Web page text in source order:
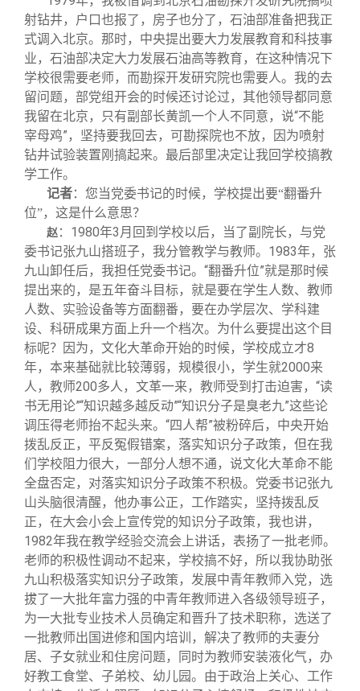
射钻井，户口也报了，房子也分了，石油部准备把我正
式调入北京。那时，中央提出要大力发展教育和科技事
业，石油部决定大力发展石油高等教育，在这种情况下
学校很需要老师，而勘探开发研究院也需要人。我的去
留问题，部党组开会的时候还讨论过，其他领导都同意
我留在北京，只有副部长黄凯一个人不同意，说“不能
宰母鸡”，坚持要我回去，可勘探院也不放，因为喷射
钻井试验装置刚搞起来。最后部里决定让我回学校搞教
学工作。
记者：您当党委书记的时候，学校提出要“翻番升
位”，这是什么意思？
赵：1980年3月回到学校以后，当了副院长，与党
委书记张九山搭班子，我分管教学与教师。1983年，张
九山卸任后，我担任党委书记。“翻番升位”就是那时候
提出来的，是五年奋斗目标，就是要在学生人数、教师
人数、实验设备等方面翻番，要在办学层次、学科建
设、科研成果方面上升一个档次。为什么要提出这个目
标呢？因为，文化大革命开始的时候，学校成立才8
年，本来基础就比较薄弱，规模很小，学生就2000来
人，教师200多人，文革一来，教师受到打击迫害，“读
书无用论”“知识越多越反动”“知识分子是臭老九”这些论
调压得老师抬不起头来。“四人帮”被粉碎后，中央开始
拨乱反正，平反冤假错案，落实知识分子政策，但在我
们学校阻力很大，一部分人想不通，说文化大革命不能
全盘否定，对落实知识分子政策不积极。党委书记张九
山头脑很清醒，他办事公正，工作踏实，坚持拨乱反
正，在大会小会上宣传党的知识分子政策，我也讲，
1982年我在教学经验交流会上讲话，表扬了一批老师。
老师的积极性调动不起来，学校搞不好，所以我协助张
九山积极落实知识分子政策，发展中青年教师入党，选
拔了一大批年富力强的中青年教师进入各级领导班子，
为一大批专业技术人员确定和晋升了技术职称，选送了
一批教师出国进修和国内培训，解决了教师的夫妻分
居、子女就业和住房问题，同时为教师安装液化气，办
好教工食堂、子弟校、幼儿园。由于政治上关心、工作